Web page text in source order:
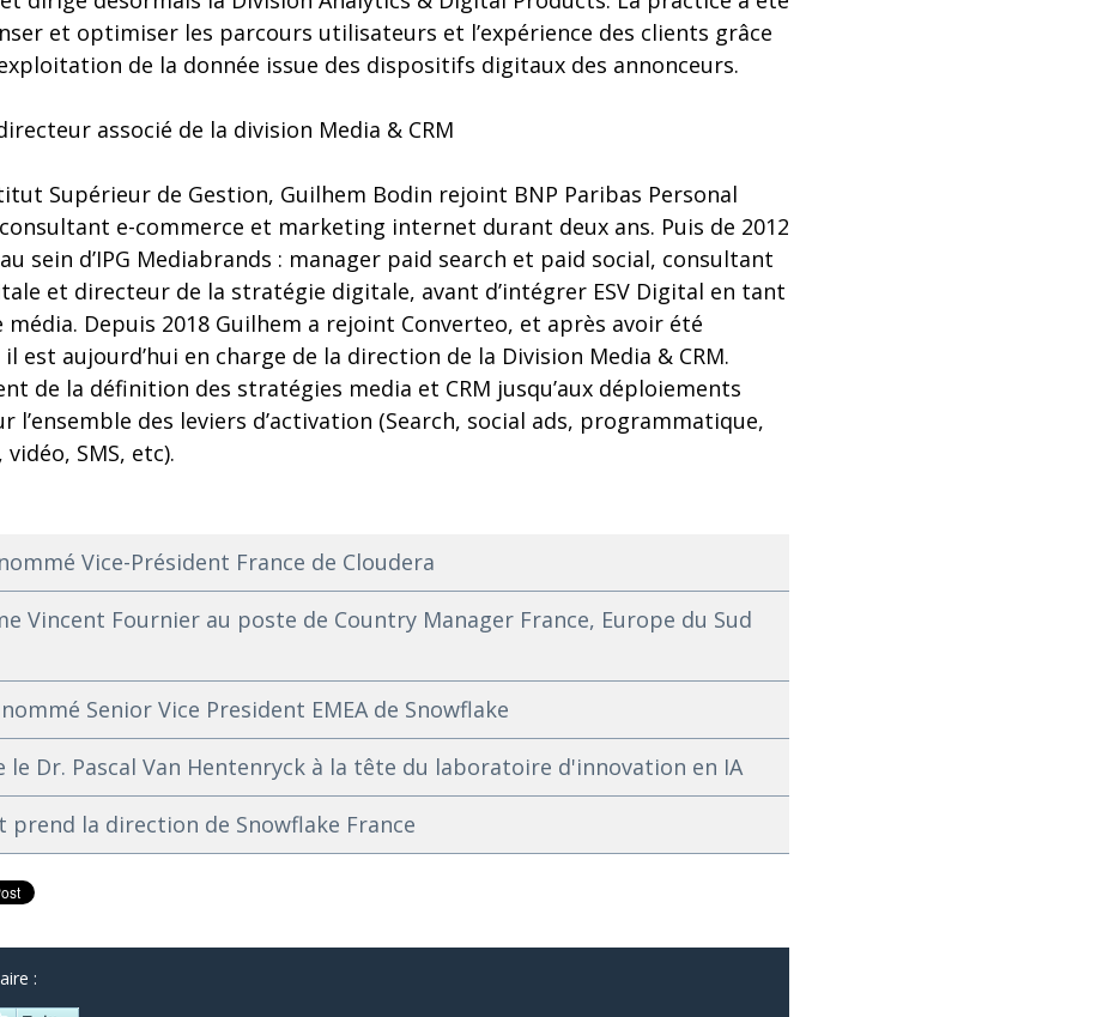
et optimiser les parcours utilisateurs et l’expérience des clients grâce
de la donnée issue des dispositifs digitaux des annonceurs.
associé de la division Media & CRM
Supérieur de Gestion, Guilhem Bodin rejoint BNP Paribas Personal
e-commerce et marketing internet durant deux ans. Puis de 2012
sein d’IPG Mediabrands : manager paid search et paid social, consultant
et directeur de la stratégie digitale, avant d’intégrer ESV Digital en tant
média. Depuis 2018 Guilhem a rejoint Converteo, et après avoir été
est aujourd’hui en charge de la direction de la Division Media & CRM.
de la définition des stratégies media et CRM jusqu’aux déploiements
l’ensemble des leviers d’activation (Search, social ads, programmatique,
SMS, etc).
Vice-Président France de Cloudera
Vincent Fournier au poste de Country Manager France, Europe du Sud
Senior Vice President EMEA de Snowflake
le Dr. Pascal Van Hentenryck à la tête du laboratoire d'innovation en IA
prend la direction de Snowflake France
: